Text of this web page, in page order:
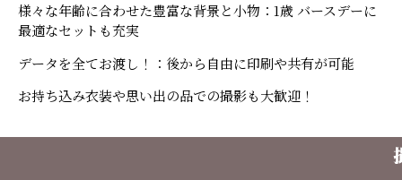
様々な年齢に合わせた豊富な背景と小物：1歳 バースデーに
最適なセットも充実
データを全てお渡し！：後から自由に印刷や共有が可能
お持ち込み衣装や思い出の品での撮影も大歓迎！